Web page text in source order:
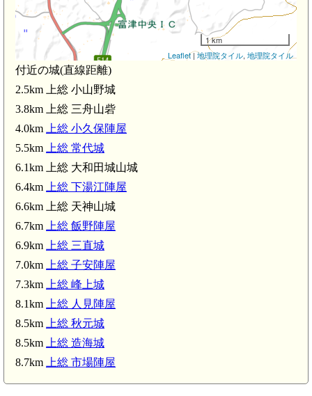
1 km
Leaflet|地理院タイル, 地理院タイル
付近の城(直線距離)
2.5km 上総 小山野城
3.8km 上総 三舟山砦
4.0km
上総 小久保陣屋
5.5km
上総 常代城
6.1km 上総 大和田城山城
6.4km
上総 下湯江陣屋
6.6km 上総 天神山城
6.7km
上総 飯野陣屋
6.9km
上総 三直城
7.0km
上総 子安陣屋
7.3km
上総 峰上城
8.1km
上総 人見陣屋
8.5km
上総 秋元城
8.5km
上総 造海城
8.7km
上総 市場陣屋